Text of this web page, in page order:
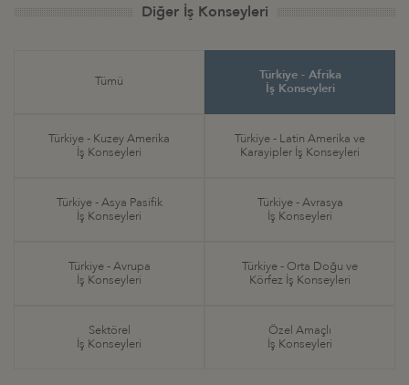
Diğer İş Konseyleri
Tümü
Türkiye - Afrika
İş Konseyleri
Türkiye - Kuzey Amerika
İş Konseyleri
Türkiye - Latin Amerika ve
Karayipler İş Konseyleri
Türkiye - Asya Pasifik
İş Konseyleri
Türkiye - Avrasya
İş Konseyleri
Türkiye - Avrupa
İş Konseyleri
Türkiye - Orta Doğu ve
Körfez İş Konseyleri
Sektörel
İş Konseyleri
Özel Amaçlı
İş Konseyleri